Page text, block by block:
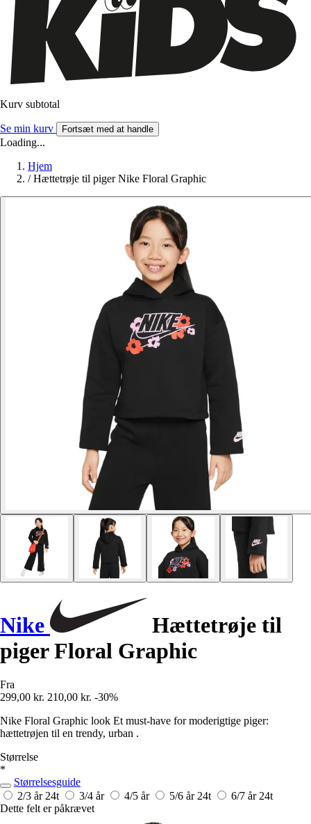
Kurv subtotal
Se min kurv Fortsæt med at handle
Loading...
Hjem
/ Hættetrøje til piger Nike Floral Graphic
Nike
Hættetrøje til
piger Floral Graphic
Fra
299,00 kr. 210,00 kr. -30%
Nike Floral Graphic look Et must-have for moderigtige piger:
hættetrøjen til en trendy, urban .
Størrelse
*
Størrelsesguide
2/3 år 24t 3/4 år 4/5 år 5/6 år 24t 6/7 år 24t
Dette felt er påkrævet